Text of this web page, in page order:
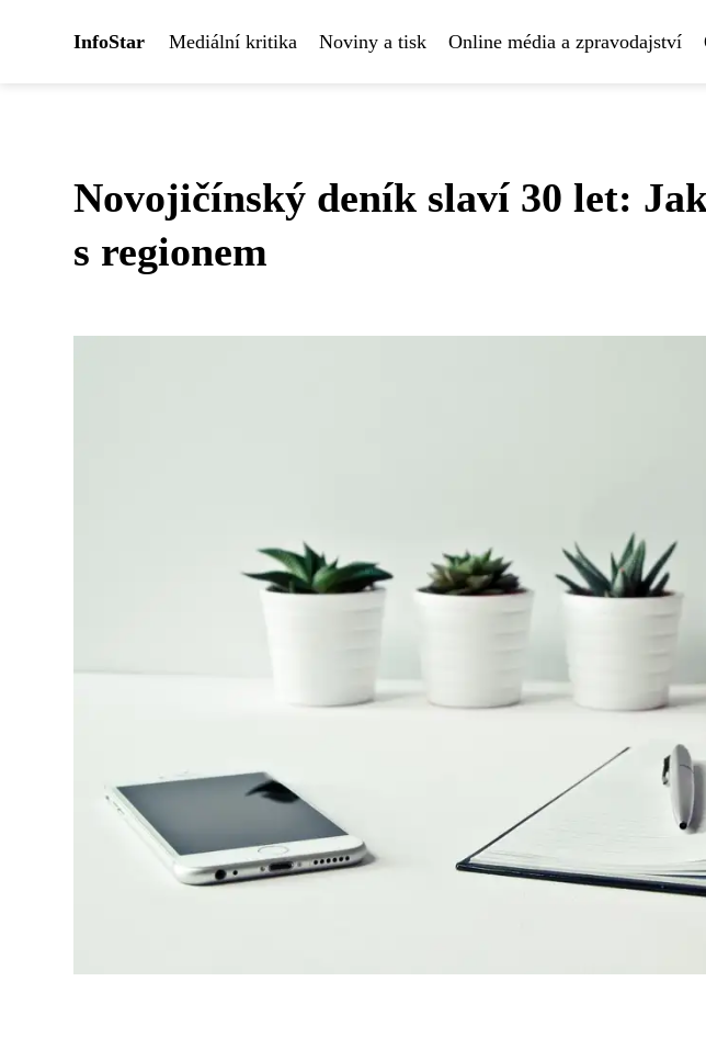
InfoStar Mediální kritika Noviny a tisk Online média a zpravodajství
Novojičínský deník slaví 30 let:
s regionem